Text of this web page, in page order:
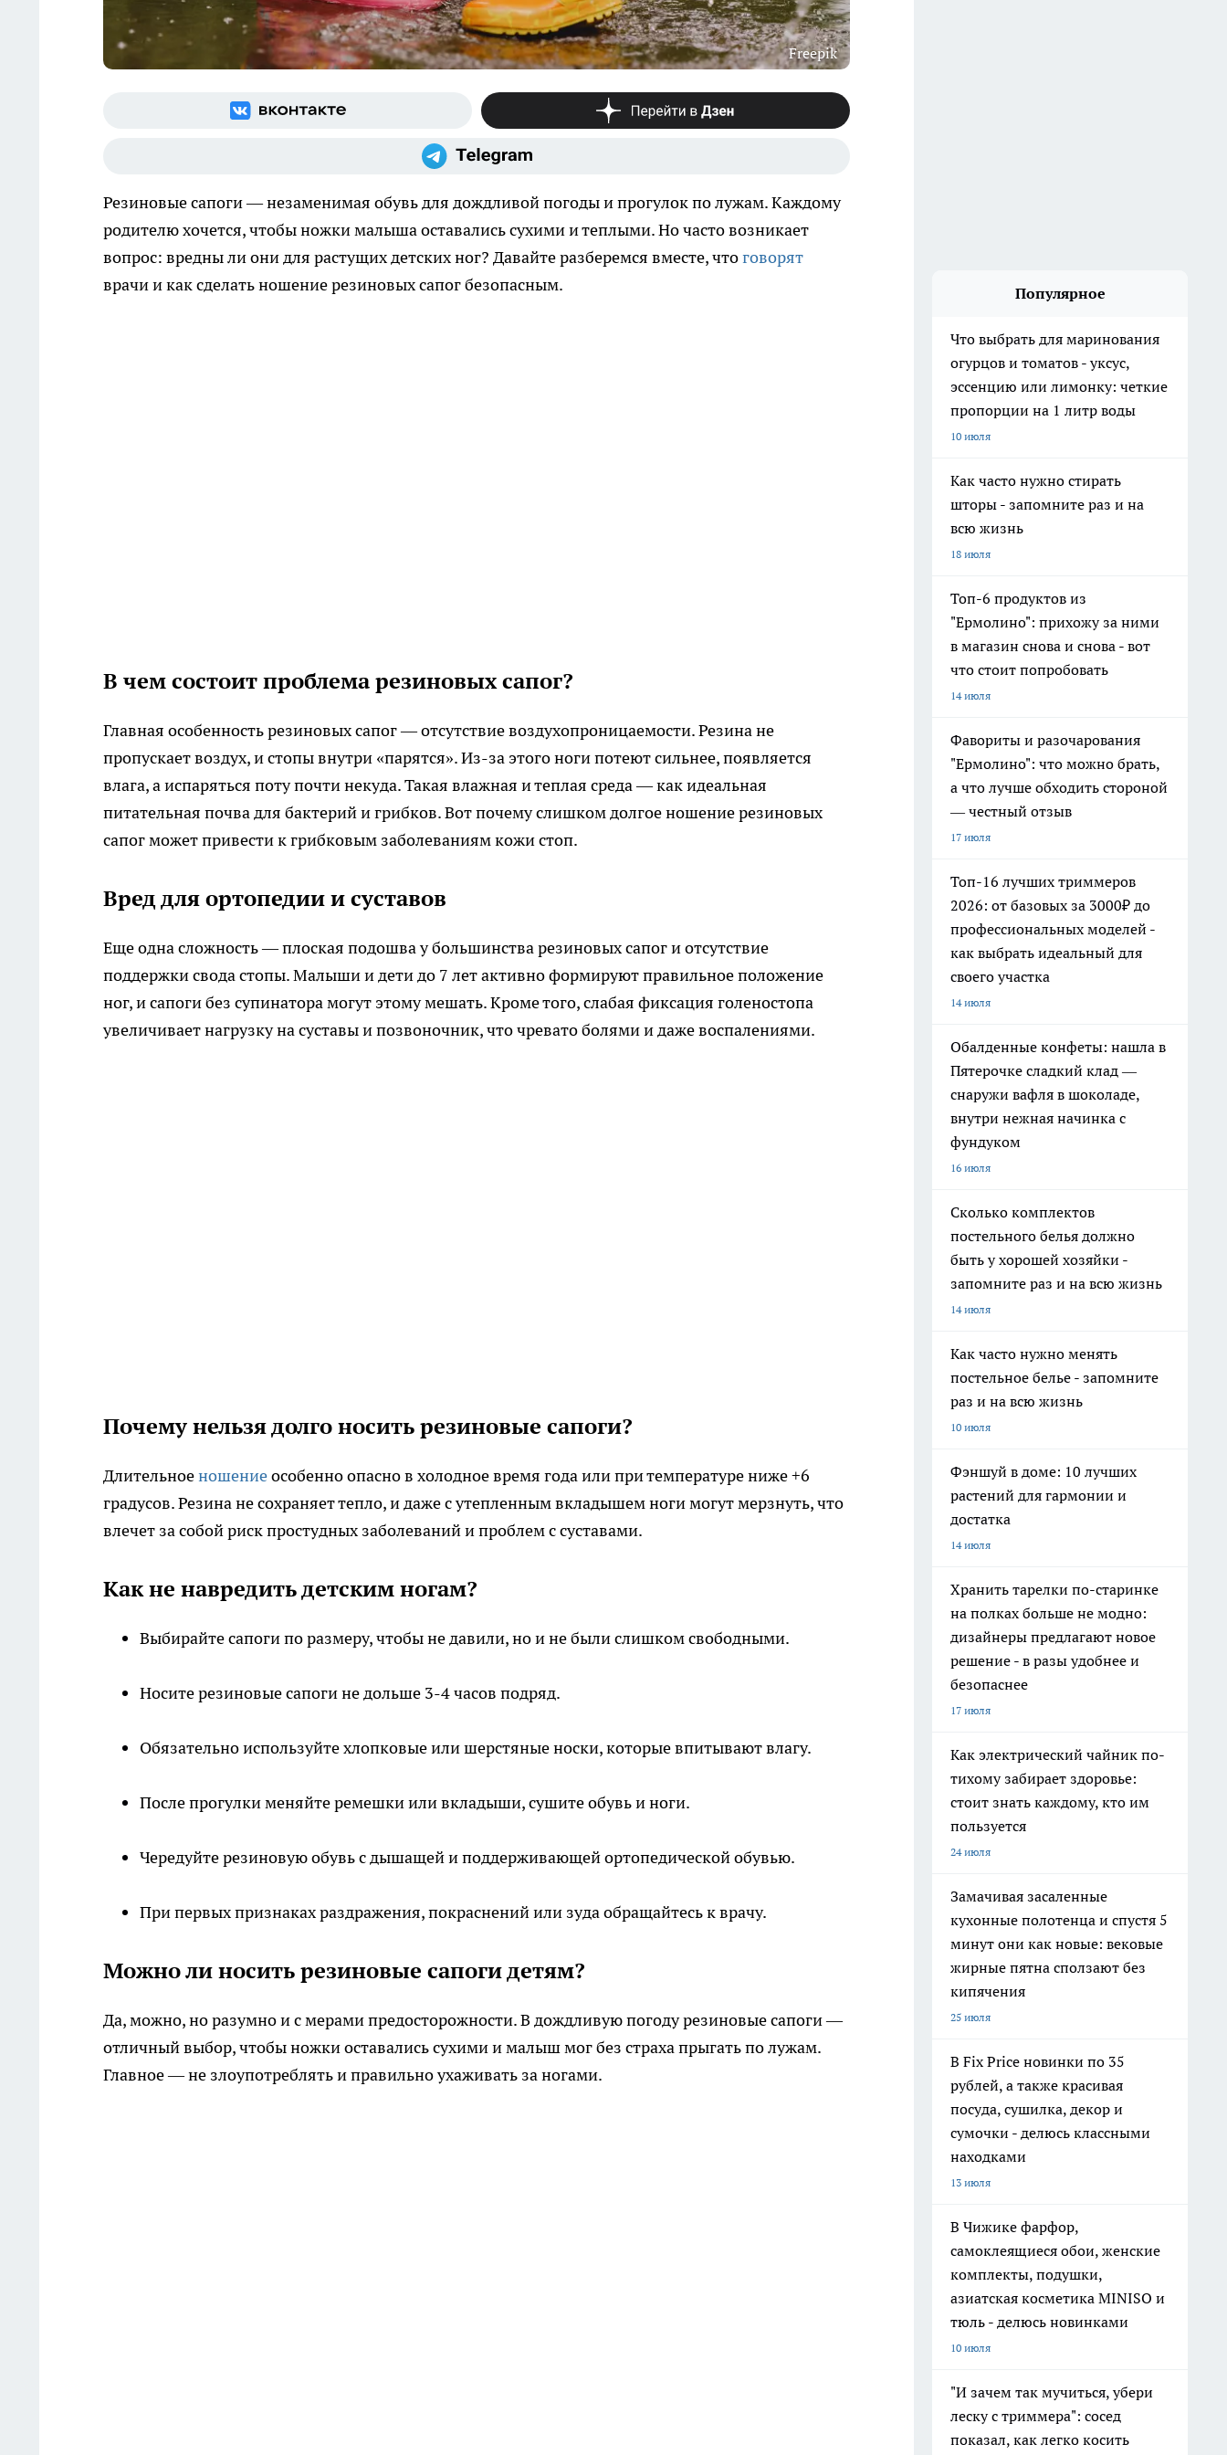
Freepik
Резиновые сапоги — незаменимая обувь для дождливой погоды и прогулок по лужам. Каждому
родителю хочется, чтобы ножки малыша оставались сухими и теплыми. Но часто возникает
вопрос: вредны ли они для растущих детских ног? Давайте разберемся вместе, чтоговорят
врачи и как сделать ношение резиновых сапог безопасным.
В чем состоит проблема резиновых сапог?
Главная особенность резиновых сапог — отсутствие воздухопроницаемости. Резина не
пропускает воздух, и стопы внутри «парятся». Из-за этого ноги потеют сильнее, появляется
влага, а испаряться поту почти некуда. Такая влажная и теплая среда — как идеальная
питательная почва для бактерий и грибков. Вот почему слишком долгое ношение резиновых
сапог может привести к грибковым заболеваниям кожи стоп.
Вред для ортопедии и суставов
Еще одна сложность — плоская подошва у большинства резиновых сапог и отсутствие
поддержки свода стопы. Малыши и дети до 7 лет активно формируют правильное положение
ног, и сапоги без супинатора могут этому мешать. Кроме того, слабая фиксация голеностопа
увеличивает нагрузку на суставы и позвоночник, что чревато болями и даже воспалениями.
Почему нельзя долго носить резиновые сапоги?
Длительноеношениеособенно опасно в холодное время года или при температуре ниже +6
градусов. Резина не сохраняет тепло, и даже с утепленным вкладышем ноги могут мерзнуть, что
влечет за собой риск простудных заболеваний и проблем с суставами.
Как не навредить детским ногам?
Выбирайте сапоги по размеру, чтобы не давили, но и не были слишком свободными.
Носите резиновые сапоги не дольше 3-4 часов подряд.
Обязательно используйте хлопковые или шерстяные носки, которые впитывают влагу.
После прогулки меняйте ремешки или вкладыши, сушите обувь и ноги.
Чередуйте резиновую обувь с дышащей и поддерживающей ортопедической обувью.
При первых признаках раздражения, покраснений или зуда обращайтесь к врачу.
Можно ли носить резиновые сапоги детям?
Да, можно, но разумно и с мерами предосторожности. В дождливую погоду резиновые сапоги —
отличный выбор, чтобы ножки оставались сухими и малыш мог без страха прыгать по лужам.
Главное — не злоупотреблять и правильно ухаживать за ногами.
Популярное
Что выбрать для маринования
огурцов и томатов - уксус,
эссенцию или лимонку: четкие
пропорции на 1 литр воды
10 июля
Как часто нужно стирать
шторы - запомните раз и на
всю жизнь
18 июля
Топ-6 продуктов из
"Ермолино": прихожу за ними
в магазин снова и снова - вот
что стоит попробовать
14 июля
Фавориты и разочарования
"Ермолино": что можно брать,
а что лучше обходить стороной
— честный отзыв
17 июля
Топ-16 лучших триммеров
2026: от базовых за 3000₽ до
профессиональных моделей -
как выбрать идеальный для
своего участка
14 июля
Обалденные конфеты: нашла в
Пятерочке сладкий клад —
снаружи вафля в шоколаде,
внутри нежная начинка с
фундуком
16 июля
Сколько комплектов
постельного белья должно
быть у хорошей хозяйки -
запомните раз и на всю жизнь
14 июля
Как часто нужно менять
постельное белье - запомните
раз и на всю жизнь
10 июля
Фэншуй в доме: 10 лучших
растений для гармонии и
достатка
14 июля
Хранить тарелки по-старинке
на полках больше не модно:
дизайнеры предлагают новое
решение - в разы удобнее и
безопаснее
17 июля
Как электрический чайник по-
тихому забирает здоровье:
стоит знать каждому, кто им
пользуется
24 июля
Замачивая засаленные
кухонные полотенца и спустя 5
минут они как новые: вековые
жирные пятна сползают без
кипячения
25 июля
В Fix Price новинки по 35
рублей, а также красивая
посуда, сушилка, декор и
сумочки - делюсь классными
находками
13 июля
В Чижике фарфор,
самоклеящиеся обои, женские
комплекты, подушки,
азиатская косметика MINISO и
тюль - делюсь новинками
10 июля
"И зачем так мучиться, убери
леску с триммера": сосед
показал, как легко косить